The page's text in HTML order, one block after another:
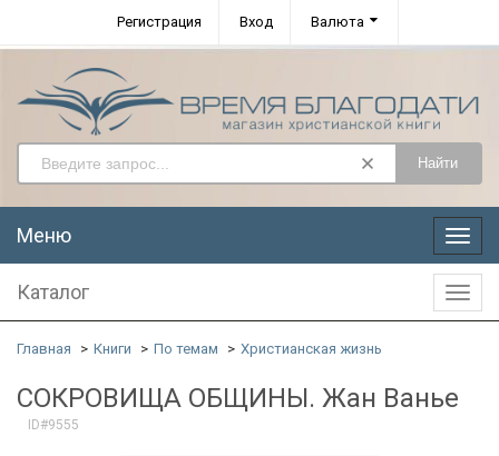
Регистрация Вход Валюта
Найти
Меню
Меню
Каталог
Главная Книги По темам Христианская жизнь
СОКРОВИЩА ОБЩИНЫ. Жан Ванье
ID#9555